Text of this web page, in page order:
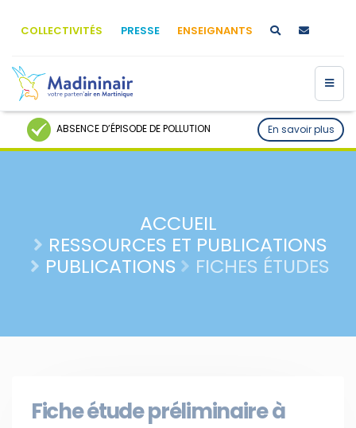
COLLECTIVITÉS PRESSE ENSEIGNANTS
ABSENCE D’ÉPISODE DE POLLUTION En savoir plus
ACCUEIL
RESSOURCES ET PUBLICATIONS
PUBLICATIONS
FICHES ÉTUDES
Fiche étude préliminaire à